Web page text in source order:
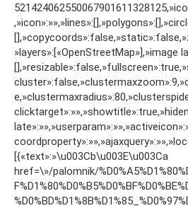
»layers»:[«OpenStreetMap»],»image
[{«text»:»\u003Cb\u003E\u003Ca
href=\»/palomnik/